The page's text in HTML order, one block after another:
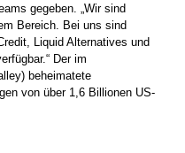
gegeben. „Wir sind
Bereich. Bei uns sind
Liquid Alternatives und
Der im
beheimatete
von über 1,6 Billionen US-